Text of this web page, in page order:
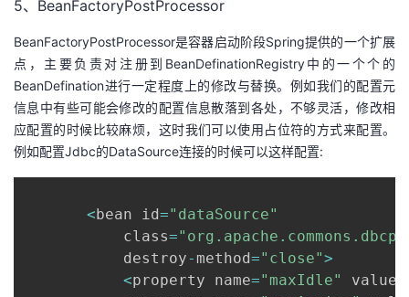
5、BeanFactoryPostProcessor
BeanFactoryPostProcessor是容器启动阶段Spring提供的一个扩展
点，主要负责对注册到BeanDefinationRegistry中的一个个的
BeanDefination进行一定程度上的修改与替换。例如我们的配置元
信息中有些可能会修改的配置信息散落到各处，不够灵活，修改相
应配置的时候比较麻烦，这时我们可以使用占位符的方式来配置。
例如配置Jdbc的DataSource连接的时候可以这样配置:
<bean id="dataSource"
           class
=
           destroy
- method="close">
<property name="maxIdle" value